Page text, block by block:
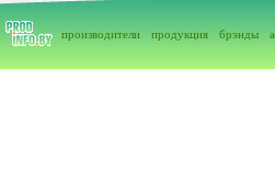
производители продукция брэнды